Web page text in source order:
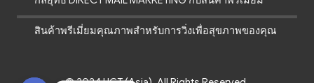
สินค้าพรีเมี่ยมคุณภาพสำหรับการวิ่งเพื่อสุขภาพของคุณ